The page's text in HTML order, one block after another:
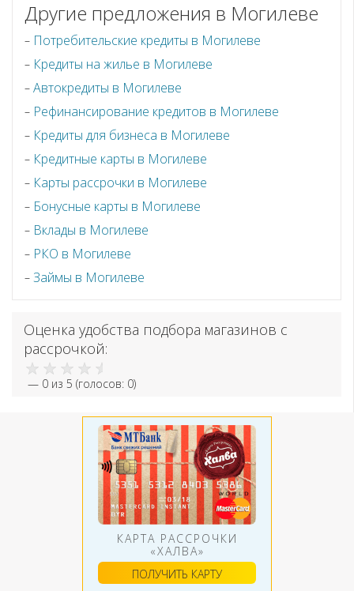
Другие предложения в Могилеве
Потребительские кредиты в Могилеве
Кредиты на жилье в Могилеве
Автокредиты в Могилеве
Рефинансирование кредитов в Могилеве
Кредиты для бизнеса в Могилеве
Кредитные карты в Могилеве
Карты рассрочки в Могилеве
Бонусные карты в Могилеве
Вклады в Могилеве
РКО в Могилеве
Займы в Могилеве
Оценка удобства подбора магазинов с
рассрочкой:
— 0 из 5 (голосов: 0)
КАРТА РАССРОЧКИ
«ХАЛВА»
ПОЛУЧИТЬ КАРТУ